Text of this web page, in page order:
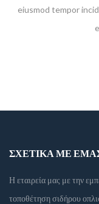
eiusmod tempor
ΣΧΕΤΙΚΆ ΜΕ
Η εταιρεία μας με την
τοποθέτηση σιδήρου